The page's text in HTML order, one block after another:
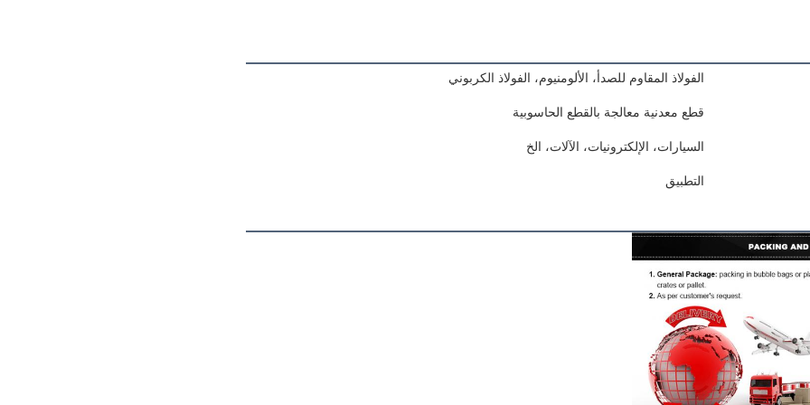
الفولاذ المقاوم للصدأ، الألومنيوم، الفولاذ الكربوني
قطع معدنية معالجة بالقطع الحاسوبية
السيارات، الإلكترونيات، الآلات، الخ
التطبيق